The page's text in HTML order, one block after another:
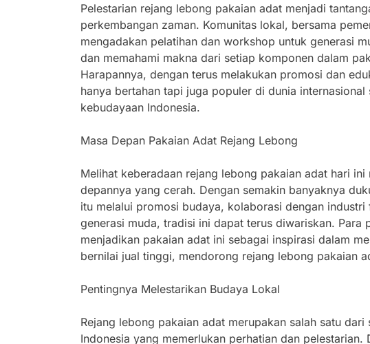
Pelestarian rejang lebong pakaian adat menjadi
perkembangan zaman. Komunitas lokal, bersama
mengadakan pelatihan dan workshop untuk generasi
dan memahami makna dari setiap komponen dalam
Harapannya, dengan terus melakukan promosi dan
hanya bertahan tapi juga populer di dunia
kebudayaan Indonesia.
Masa Depan Pakaian Adat Rejang Lebong
Melihat keberadaan rejang lebong pakaian adat hari
depannya yang cerah. Dengan semakin banyaknya
itu melalui promosi budaya, kolaborasi dengan
generasi muda, tradisi ini dapat terus diwariskan. Para
menjadikan pakaian adat ini sebagai inspirasi dalam
bernilai jual tinggi, mendorong rejang lebong pakaian
Pentingnya Melestarikan Budaya Lokal
Rejang lebong pakaian adat merupakan salah satu
Indonesia yang memerlukan perhatian dan pelestarian.